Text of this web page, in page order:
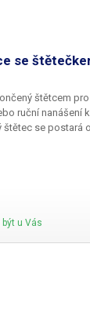
se
štětcem
ruční nanášení
štětec se postará
tuhostmi
štětec s
nástavce
u Vás